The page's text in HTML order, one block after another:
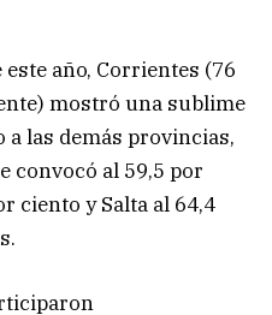
este año, Corrientes (76
mostró una sublime
a las demás provincias,
convocó al 59,5 por
ciento y Salta al 64,4